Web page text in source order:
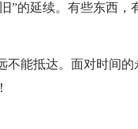
”的延续。有些东西
不能抵达。面对时间